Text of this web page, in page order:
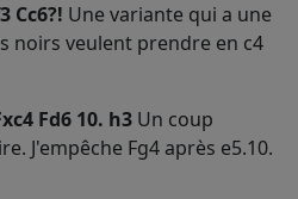
Cc6?! Une variante qui a une
noirs veulent prendre en c4
Fd6 10. h3 Un coup
J'empêche Fg4 après e5.10.